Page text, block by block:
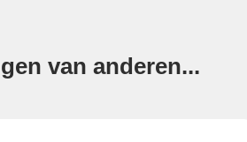
van anderen...